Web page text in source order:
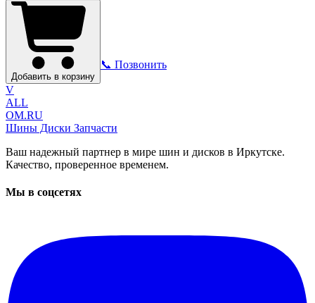
Добавить в корзину
📞 Позвонить
V
ALL
OM.RU
Шины Диски Запчасти
Ваш надежный партнер в мире шин и дисков в Иркутске.
Качество, проверенное временем.
Мы в соцсетях